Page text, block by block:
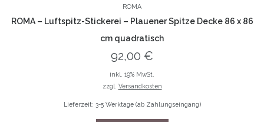
ROMA
ROMA – Luftspitz-Stickerei – Plauener Spitze Decke 86 x 86
cm quadratisch
92,00 €
inkl. 19% MwSt.
zzgl. Versandkosten
Lieferzeit: 3-5 Werktage (ab Zahlungseingang)